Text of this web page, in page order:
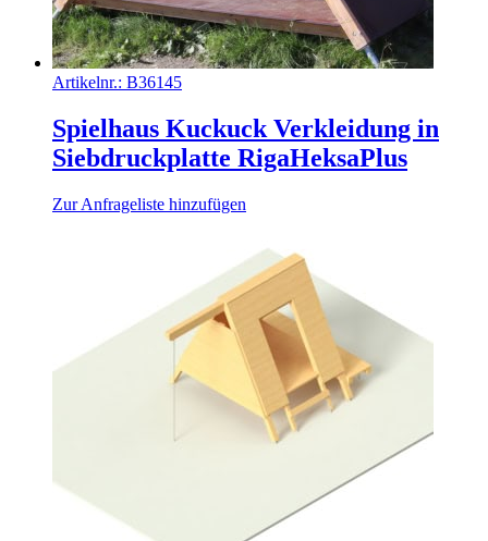
Artikelnr.: B36145
Spielhaus Kuckuck Verkleidung in
Siebdruckplatte RigaHeksaPlus
Zur Anfrageliste hinzufügen